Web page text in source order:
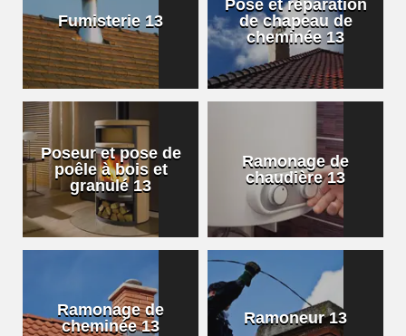
Fumisterie 13
Pose et réparation
de chapeau de
cheminée 13
Poseur et pose de
poêle à bois et
granulé 13
Ramonage de
chaudière 13
Ramonage de
cheminée 13
Ramoneur 13